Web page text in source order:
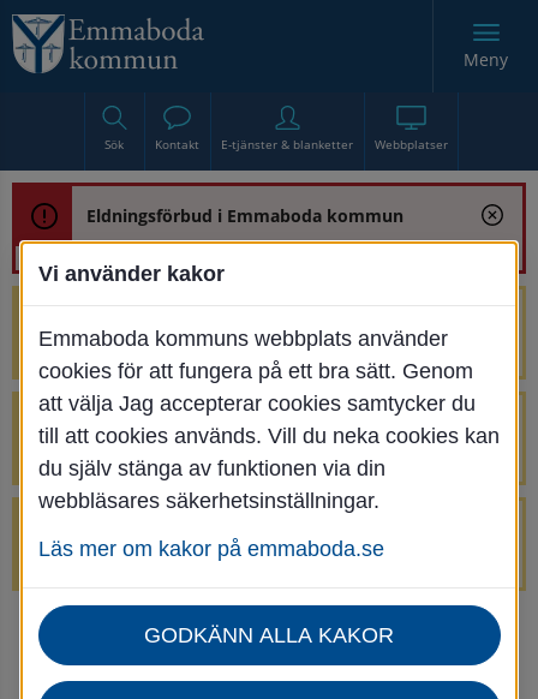
Sök Kontakt E-tjänster & blanketter Webbplatser
Meny
Eldningsförbud i Emmaboda kommun
renoveringen av Bjurbäcksbron
Tillfälliga avstängningar på Centrumtorget
v. 25-34
avstängda.
Startsida Uppleva & göra Göra
Nöjesindustrin
Golfhall
Vi använder kakor
Emmaboda kommuns webbplats använder
cookies för att fungera på ett bra sätt. Genom
att välja Jag accepterar cookies samtycker du
till att cookies används. Vill du neka cookies kan
du själv stänga av funktionen via din
webbläsares säkerhetsinställningar.
Läs mer om kakor på emmaboda.se
GODKÄNN ALLA KAKOR